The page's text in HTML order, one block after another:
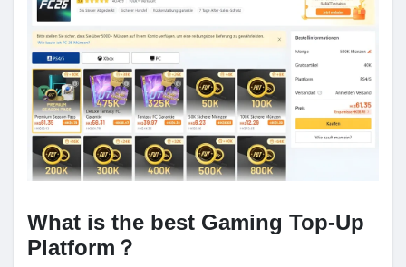
What is the best Gaming Top-Up
Platform？